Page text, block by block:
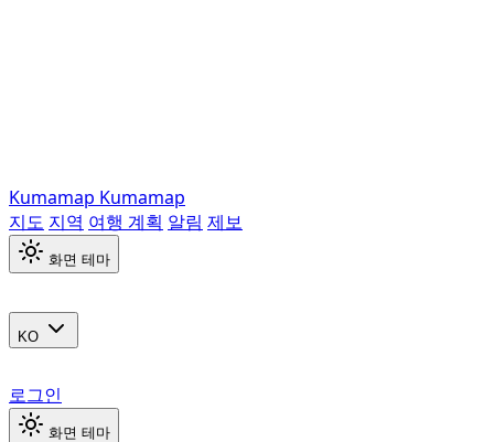
Kumamap Kumamap
지도 지역 여행 계획 알림 제보
화면 테마
KO
로그인
화면 테마